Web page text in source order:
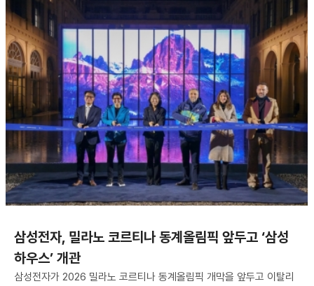
삼성전자, 밀라노 코르티나 동계올림픽 앞두고 ‘삼성
하우스’ 개관
삼성전자가 2026 밀라노 코르티나 동계올림픽 개막을 앞두고 이탈리